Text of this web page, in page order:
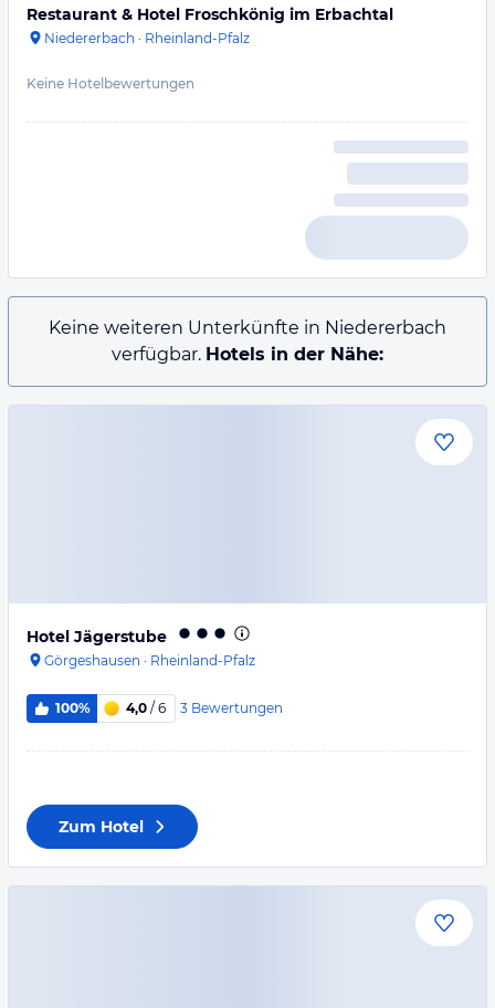
Restaurant & Hotel Froschkönig im Erbachtal
Niedererbach · Rheinland-Pfalz
Keine Hotelbewertungen
Keine weiteren Unterkünfte in Niedererbach
verfügbar. Hotels in der Nähe:
Hotel Jägerstube
Görgeshausen · Rheinland-Pfalz
100% 4,0 / 6 3 Bewertungen
Zum Hotel